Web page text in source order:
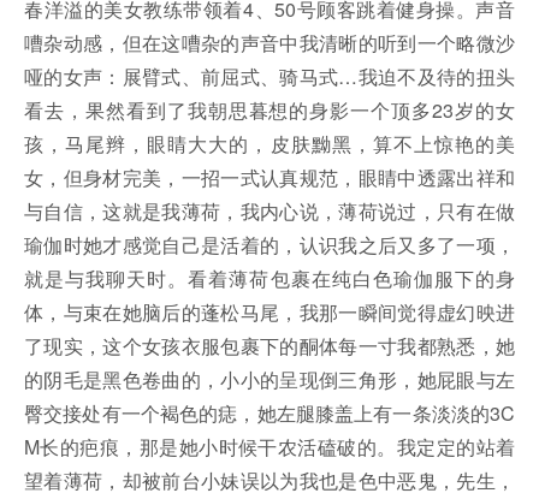
春洋溢的美女教练带领着4、50号顾客跳着健身操。声音
嘈杂动感，但在这嘈杂的声音中我清晰的听到一个略微沙
哑的女声：展臂式、前屈式、骑马式…我迫不及待的扭头
看去，果然看到了我朝思暮想的身影一个顶多23岁的女
孩，马尾辫，眼睛大大的，皮肤黝黑，算不上惊艳的美
女，但身材完美，一招一式认真规范，眼睛中透露出祥和
与自信，这就是我薄荷，我内心说，薄荷说过，只有在做
瑜伽时她才感觉自己是活着的，认识我之后又多了一项，
就是与我聊天时。看着薄荷包裹在纯白色瑜伽服下的身
体，与束在她脑后的蓬松马尾，我那一瞬间觉得虚幻映进
了现实，这个女孩衣服包裹下的酮体每一寸我都熟悉，她
的阴毛是黑色卷曲的，小小的呈现倒三角形，她屁眼与左
臀交接处有一个褐色的痣，她左腿膝盖上有一条淡淡的3C
M长的疤痕，那是她小时候干农活磕破的。我定定的站着
望着薄荷，却被前台小妹误以为我也是色中恶鬼，先生，